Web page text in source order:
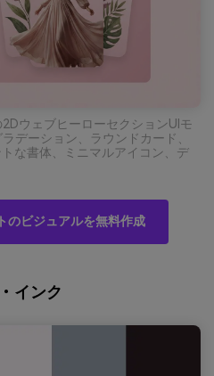
ウェブヒーローセクションUIモ
デーション、ラウンドカード、
な書体、ミニマルアイコン、デ
のビジュアルを無料作成
インク